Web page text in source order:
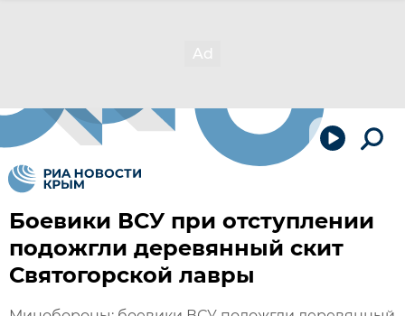
Боевики ВСУ при отступлении
подожгли деревянный скит
Святогорской лавры